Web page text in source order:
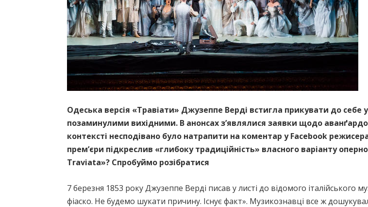
Одеська версія «Травіати» Джузеппе Верді встигла прикувати до себе
позаминулими вихідними. В анонсах з’являлися заявки щодо
контексті несподівано було натрапити на коментар у Facebook
прем’єри підкреслив «глибоку традиційність» власного варіанту
Traviata»? Спробуймо розібратися
7 березня 1853 року Джузеппе Верді писав у листі до відомого італійського
фіаско. Не будемо шукати причину. Існує факт». Музикознавці все ж